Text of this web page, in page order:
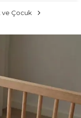
Çocuk